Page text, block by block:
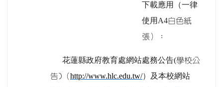
下載應用（一律
使用A4白色紙
張）：
花蓮縣政府教育處網站處務公告(學校公
告)（http://www.hlc.edu.tw/）及本校網站